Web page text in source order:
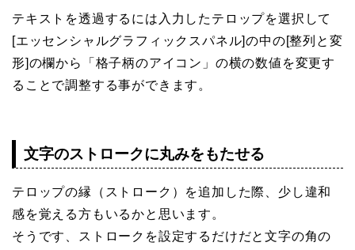
テキストを透過するには入力したテロップを選択して
[エッセンシャルグラフィックスパネル]の中の[整列と変
形]の欄から「格子柄のアイコン」の横の数値を変更す
ることで調整する事ができます。
文字のストロークに丸みをもたせる
テロップの縁（ストローク）を追加した際、少し違和
感を覚える方もいるかと思います。
そうです、ストロークを設定するだけだと文字の角の